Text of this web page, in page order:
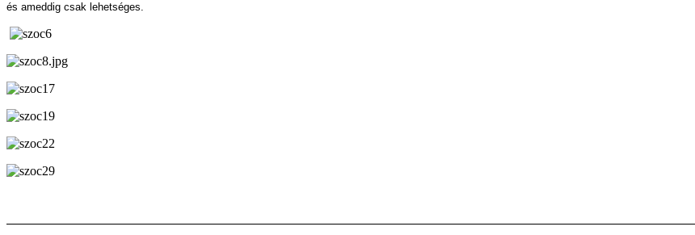
és ameddig csak lehetséges.